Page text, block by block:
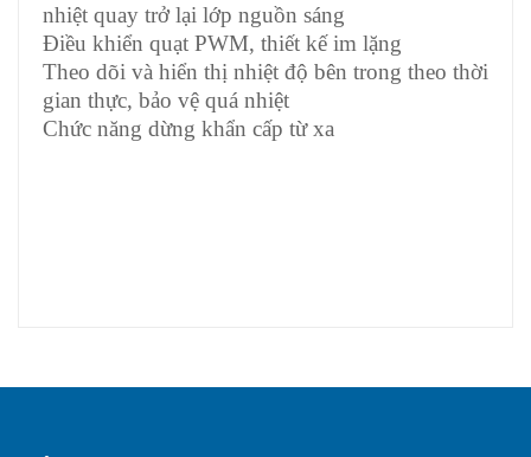
nhiệt quay trở lại lớp nguồn sáng
Điều khiển quạt PWM, thiết kế im lặng
Theo dõi và hiển thị nhiệt độ bên trong theo thời
gian thực, bảo vệ quá nhiệt
Chức năng dừng khẩn cấp từ xa